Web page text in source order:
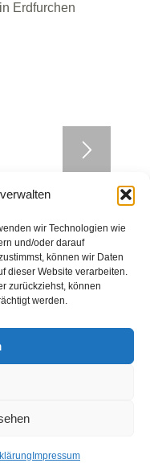
wir Technologien wie
und/oder darauf
können wir Daten
dieser Website verarbeiten.
zurückziehst, können
werden.
Impressum
Erdfurchen
1 2 3 4 5 6
FEWOS